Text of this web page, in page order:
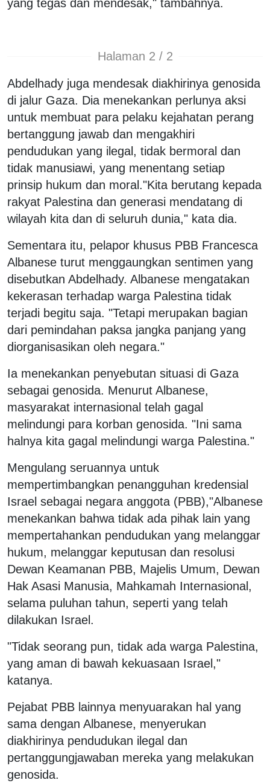
yang tegas dan mendesak," tambahnya.
Halaman 2 / 2
Abdelhady juga mendesak diakhirinya genosida
di jalur Gaza. Dia menekankan perlunya aksi
untuk membuat para pelaku kejahatan perang
bertanggung jawab dan mengakhiri
pendudukan yang ilegal, tidak bermoral dan
tidak manusiawi, yang menentang setiap
prinsip hukum dan moral."Kita berutang kepada
rakyat Palestina dan generasi mendatang di
wilayah kita dan di seluruh dunia," kata dia.
Sementara itu, pelapor khusus PBB Francesca
Albanese turut menggaungkan sentimen yang
disebutkan Abdelhady. Albanese mengatakan
kekerasan terhadap warga Palestina tidak
terjadi begitu saja. "Tetapi merupakan bagian
dari pemindahan paksa jangka panjang yang
diorganisasikan oleh negara."
Ia menekankan penyebutan situasi di Gaza
sebagai genosida. Menurut Albanese,
masyarakat internasional telah gagal
melindungi para korban genosida. "Ini sama
halnya kita gagal melindungi warga Palestina."
Mengulang seruannya untuk
mempertimbangkan penangguhan kredensial
Israel sebagai negara anggota (PBB),"Albanese
menekankan bahwa tidak ada pihak lain yang
mempertahankan pendudukan yang melanggar
hukum, melanggar keputusan dan resolusi
Dewan Keamanan PBB, Majelis Umum, Dewan
Hak Asasi Manusia, Mahkamah Internasional,
selama puluhan tahun, seperti yang telah
dilakukan Israel.
"Tidak seorang pun, tidak ada warga Palestina,
yang aman di bawah kekuasaan Israel,"
katanya.
Pejabat PBB lainnya menyuarakan hal yang
sama dengan Albanese, menyerukan
diakhirinya pendudukan ilegal dan
pertanggungjawaban mereka yang melakukan
genosida.